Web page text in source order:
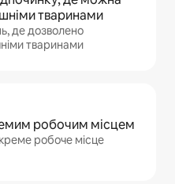
тваринами
де дозволено
тваринами
робочим місцем
робоче місце